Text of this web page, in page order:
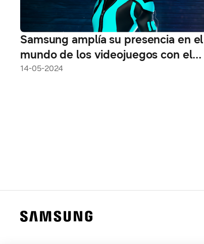
Samsung amplía su presencia en el
mundo de los videojuegos con el
lanzamiento de un espacio virtual en
14-05-2024